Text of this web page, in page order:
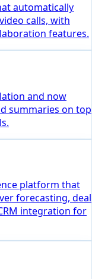
automatically
calls, with
features.
and now
summaries on top
platform that
forecasting, deal
integration for